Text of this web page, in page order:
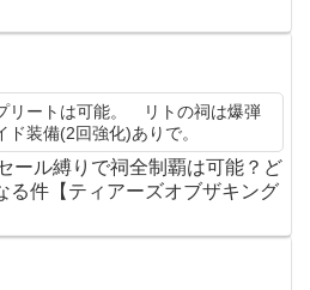
リートは可能。 リトの祠は爆弾
装備(2回強化)ありで。
ール縛りで祠全制覇は可能？ど
る件【ティアーズオブザキング